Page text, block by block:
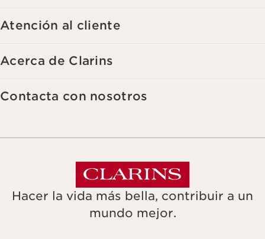
Atención al cliente
Acerca de Clarins
Contacta con nosotros
Hacer la vida más bella, contribuir a un
mundo mejor.